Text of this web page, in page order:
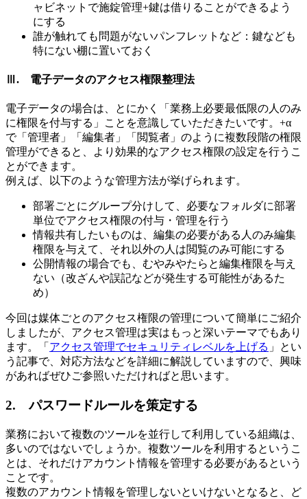
ャビネットで施錠管理+鍵は借りることができるよう
にする
誰が触れても問題がないパンフレットなど：鍵なども
特にない棚に置いておく
Ⅲ. 電子データのアクセス権限整理法
電子データの場合は、とにかく「業務上必要最低限の人のみ
に権限を付与する」ことを意識していただきたいです。+α
で「管理者」「編集者」「閲覧者」のように複数段階の権限
管理ができると、より効果的なアクセス権限の設定を行うこ
とができます。
例えば、以下のような管理方法が挙げられます。
部署ごとにグループ分けして、必要なフォルダに部署
単位でアクセス権限の付与・管理を行う
情報共有したいものは、編集の必要がある人のみ編集
権限を与えて、それ以外の人は閲覧のみ可能にする
公開情報の場合でも、むやみやたらと編集権限を与え
ない（改ざんや誤記などが発生する可能性があるた
め）
今回は媒体ごとのアクセス権限の管理について簡単にご紹介
しましたが、アクセス管理は実はもっと深いテーマでもあり
ます。「 アクセス管理でセキュリティレベルを上げる 」とい
う記事で、対応方法などを詳細に解説していますので、興味
があればぜひご参照いただければと思います。
2. パスワードルールを策定する
業務において複数のツールを並行して利用している組織は、
多いのではないでしょうか。複数ツールを利用するというこ
とは、それだけアカウント情報を管理する必要があるという
ことです。
複数のアカウント情報を管理しないといけないとなると、ど